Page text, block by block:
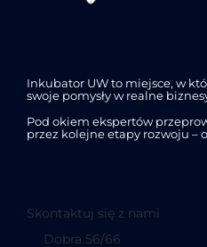
Inkubator UW to miejsce, w
swoje pomysły w realne
Pod okiem ekspertów
przez kolejne etapy rozwoju –
Skontaktuj się z nami
Dobra 56/66